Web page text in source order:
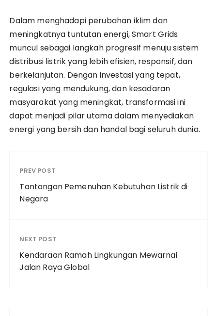
Dalam menghadapi perubahan iklim dan
meningkatnya tuntutan energi, Smart Grids
muncul sebagai langkah progresif menuju sistem
distribusi listrik yang lebih efisien, responsif, dan
berkelanjutan. Dengan investasi yang tepat,
regulasi yang mendukung, dan kesadaran
masyarakat yang meningkat, transformasi ini
dapat menjadi pilar utama dalam menyediakan
energi yang bersih dan handal bagi seluruh dunia.
PREV POST
Tantangan Pemenuhan Kebutuhan Listrik di
Negara
NEXT POST
Kendaraan Ramah Lingkungan Mewarnai
Jalan Raya Global